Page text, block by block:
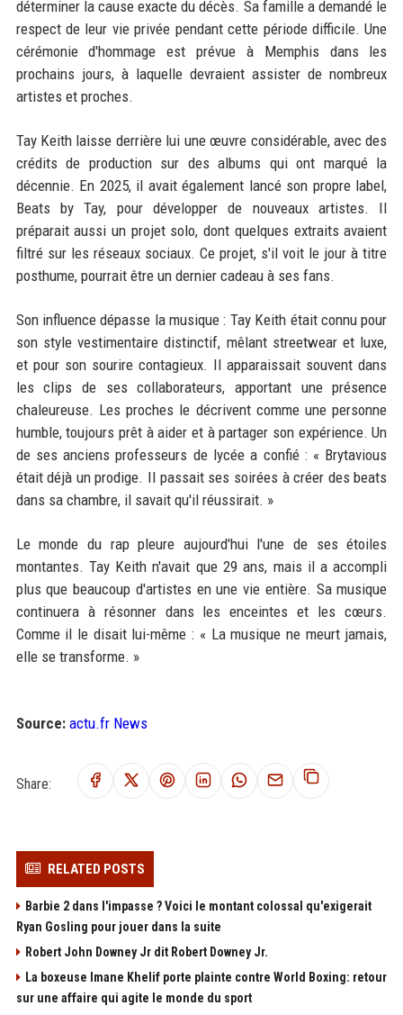
déterminer la cause exacte du décès. Sa famille a demandé le
respect de leur vie privée pendant cette période difficile. Une
cérémonie d'hommage est prévue à Memphis dans les
prochains jours, à laquelle devraient assister de nombreux
artistes et proches.
Tay Keith laisse derrière lui une œuvre considérable, avec des
crédits de production sur des albums qui ont marqué la
décennie. En 2025, il avait également lancé son propre label,
Beats by Tay, pour développer de nouveaux artistes. Il
préparait aussi un projet solo, dont quelques extraits avaient
filtré sur les réseaux sociaux. Ce projet, s'il voit le jour à titre
posthume, pourrait être un dernier cadeau à ses fans.
Son influence dépasse la musique : Tay Keith était connu pour
son style vestimentaire distinctif, mêlant streetwear et luxe,
et pour son sourire contagieux. Il apparaissait souvent dans
les clips de ses collaborateurs, apportant une présence
chaleureuse. Les proches le décrivent comme une personne
humble, toujours prêt à aider et à partager son expérience. Un
de ses anciens professeurs de lycée a confié : « Brytavious
était déjà un prodige. Il passait ses soirées à créer des beats
dans sa chambre, il savait qu'il réussirait. »
Le monde du rap pleure aujourd'hui l'une de ses étoiles
montantes. Tay Keith n'avait que 29 ans, mais il a accompli
plus que beaucoup d'artistes en une vie entière. Sa musique
continuera à résonner dans les enceintes et les cœurs.
Comme il le disait lui-même : « La musique ne meurt jamais,
elle se transforme. »
Source: actu.fr News
Share:
RELATED POSTS
Barbie 2 dans l'impasse ? Voici le montant colossal qu'exigerait
Ryan Gosling pour jouer dans la suite
Robert John Downey Jr dit Robert Downey Jr.
La boxeuse Imane Khelif porte plainte contre World Boxing: retour
sur une affaire qui agite le monde du sport